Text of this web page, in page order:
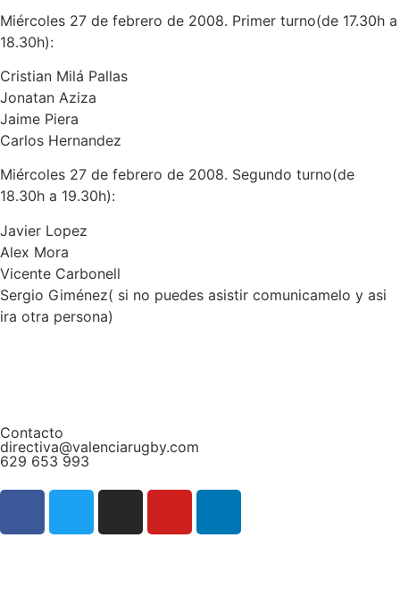
Miércoles 27 de febrero de 2008. Primer turno(de 17.30h a
18.30h):
Cristian Milá Pallas
Jonatan Aziza
Jaime Piera
Carlos Hernandez
Miércoles 27 de febrero de 2008. Segundo turno(de
18.30h a 19.30h):
Javier Lopez
Alex Mora
Vicente Carbonell
Sergio Giménez( si no puedes asistir comunicamelo y asi
ira otra persona)
Contacto
directiva@valenciarugby.com
629 653 993